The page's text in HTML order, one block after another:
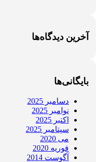
آخرین دیدگاه‌ها
بایگانی‌ها
دسامبر 2025
نوامبر 2025
اکتبر 2025
سپتامبر 2025
می 2020
فوریه 2020
آگوست 2014